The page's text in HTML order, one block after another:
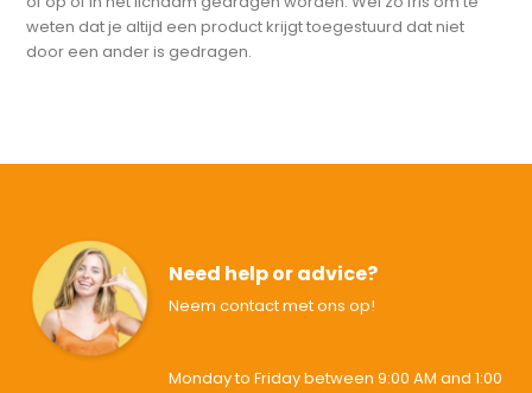
weten dat je altijd een product krijgt toegestuurd dat niet
door een ander is gedragen.
Need help or advice?
Neem contact met ons op!
Monday to Friday between 9:00 AM and 1:00